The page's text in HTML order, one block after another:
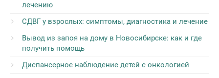
лечению
СДВГ у взрослых: симптомы, диагностика и лечение
Вывод из запоя на дому в Новосибирске: как и где
получить помощь
Диспансерное наблюдение детей с онкологией